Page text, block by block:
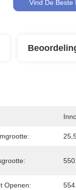
Vind De Beste
Openen: